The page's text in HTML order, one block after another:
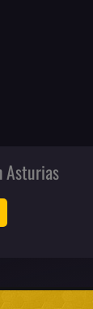
Asturias